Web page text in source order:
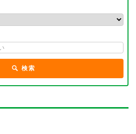
検索